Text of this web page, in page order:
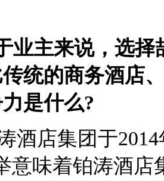
主来说，选择
统的商务酒店
是什么?
店集团于2014
意味着铂涛酒